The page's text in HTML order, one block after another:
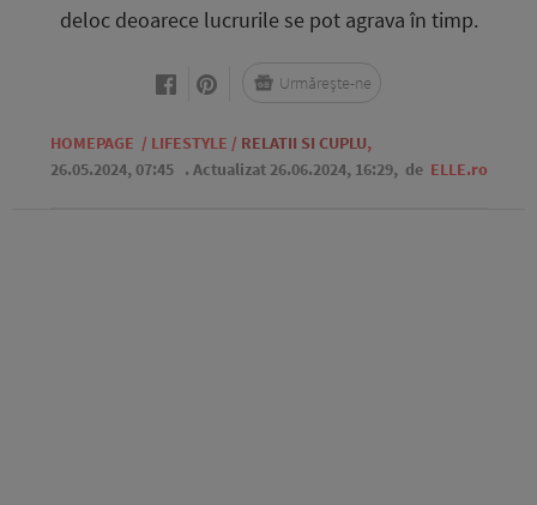
deloc deoarece lucrurile se pot agrava în timp.
HOMEPAGE / LIFESTYLE / RELATII SI CUPLU,
26.05.2024, 07:45 . Actualizat 26.06.2024, 16:29, de ELLE.ro
Urmărește-ne